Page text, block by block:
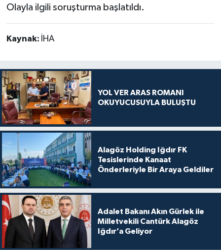
Olayla ilgili soruşturma başlatıldı.
Kaynak: İHA
YOL VER ARAS ROMANI
OKUYUCUSUYLA BULUŞTU
Alagöz Holding Iğdır FK
Tesislerinde Kanaat
Önderleriyle Bir Araya Geldiler
Adalet Bakanı Akın Gürlek ile
Milletvekili Cantürk Alagöz
Iğdır’a Geliyor